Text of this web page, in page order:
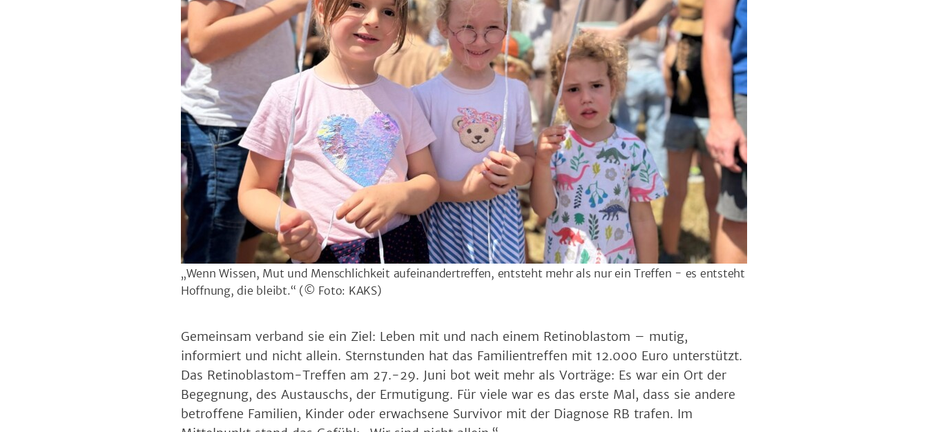
„Wenn Wissen, Mut und Menschlichkeit aufeinandertreffen, entsteht mehr als nur ein Treffen - es entsteht
Hoffnung, die bleibt.“ (© Foto: KAKS)
Gemeinsam verband sie ein Ziel: Leben mit und nach einem Retinoblastom – mutig,
informiert und nicht allein. Sternstunden hat das Familientreffen mit 12.000 Euro unterstützt.
Das Retinoblastom-Treffen am 27.-29. Juni bot weit mehr als Vorträge: Es war ein Ort der
Begegnung, des Austauschs, der Ermutigung. Für viele war es das erste Mal, dass sie andere
betroffene Familien, Kinder oder erwachsene Survivor mit der Diagnose RB trafen. Im